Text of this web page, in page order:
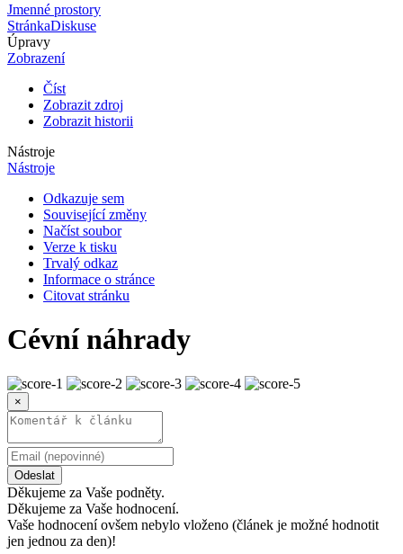
Jmenné prostory
StránkaDiskuse
Úpravy
Zobrazení
Číst
Zobrazit zdroj
Zobrazit historii
Nástroje
Nástroje
Odkazuje sem
Související změny
Načíst soubor
Verze k tisku
Trvalý odkaz
Informace o stránce
Citovat stránku
Cévní náhrady
×
Odeslat
Děkujeme za Vaše podněty.
Děkujeme za Vaše hodnocení.
Vaše hodnocení ovšem nebylo vloženo (článek je možné hodnotit
jen jednou za den)!